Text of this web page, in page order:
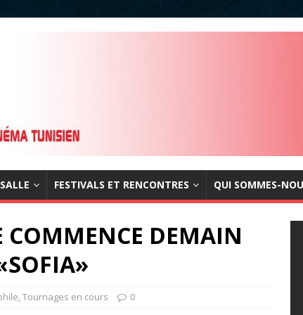
FESTIVALS ET RENCONTRES QUI SOMMES-
COMMENCE DEMAIN
,Tournages en cours 0